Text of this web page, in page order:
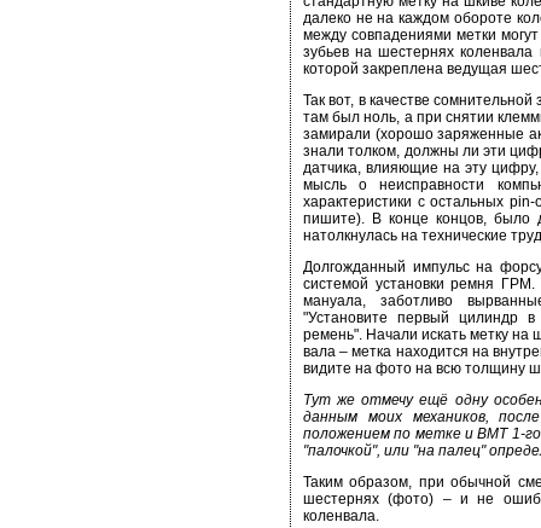
далеко не на каждом обороте
между совпадениями метки
зубьев на шестернях
которой закреплена ведущая
Так вот, в качестве
там был ноль, а при снятии
замирали (хорошо заряженные
знали толком, должны ли эти
датчика, влияющие на эту
мысль о неисправности
характеристики с остальных
пишите). В конце концов, было
натолкнулась на технические
Долгожданный импульс на
системой установки ремня ГРМ.
мануала, заботливо
"Установите первый цилиндр
ремень". Начали искать метку на
вала – метка находится на
видите на фото на всю толщину
Тут же отмечу ещё одну
данным моих механиков,
положением по метке и ВМТ 1-
"палочкой", или "на палец"
Таким образом, при обычной
шестернях (фото) – и не
коленвала.